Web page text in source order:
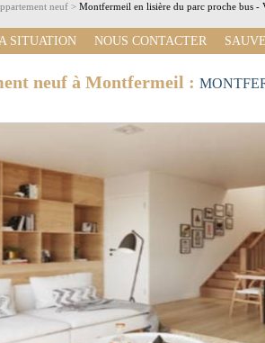
neuf > Montfermeil en lisière du parc proche bus -
SITUATION NOUS CONTACTER
neuf à Montfermeil :